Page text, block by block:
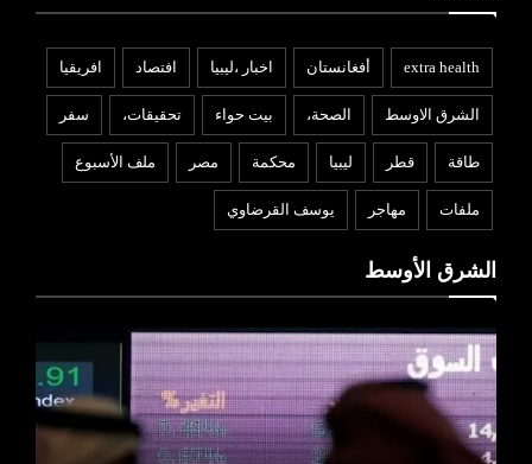
extra health أفغانستان اخبار ،ليبيا افتصاد افريقيا
الشرق الاوسط الصحة، بيت حواء تحقيقات، سفر
طاقة قطر ليبيا محكمة مصر ملف الأسبوع
ملفات مهاجر يوسف القرضاوي
الشرق الأوسط